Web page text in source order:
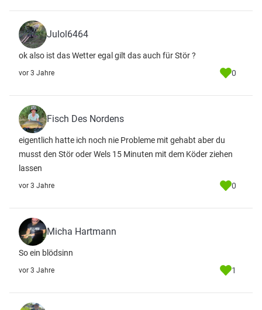
Julol6464
ok also ist das Wetter egal gilt das auch für Stör ?
vor 3 Jahre 0
Fisch Des Nordens
eigentlich hatte ich noch nie Probleme mit gehabt aber du
musst den Stör oder Wels 15 Minuten mit dem Köder ziehen
lassen
vor 3 Jahre 0
Micha Hartmann
So ein blödsinn
vor 3 Jahre 1